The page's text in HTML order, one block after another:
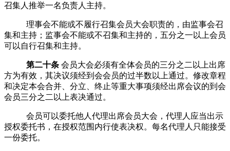
召集人推举一名负责人主持。
理事会不能或不履行召集会员大会职责的，由监事会召
集和主持；监事会不能或不召集和主持的，五分之一以上会员
可以自行召集和主持。
第二十条 会员大会必须有全体会员的三分之二以上出席
方为有效，其决议须经到会会员的过半数以上通过。修改章程
和决定本会合并、分立、终止等重大事项须经出席会议的到会
会员三分之二以上表决通过。
会员可以委托他人代理出席会员大会 ，代理人应当出示
授权委托书，在授权范围内行使表决权。每名代理人只能接受
一份委托。